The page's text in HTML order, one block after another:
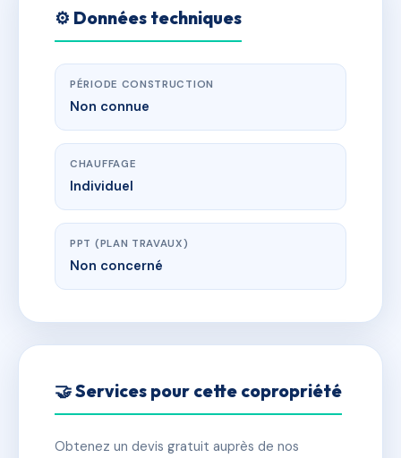
⚙️ Données techniques
PÉRIODE CONSTRUCTION
Non connue
CHAUFFAGE
Individuel
PPT (PLAN TRAVAUX)
Non concerné
🤝 Services pour cette copropriété
Obtenez un devis gratuit auprès de nos